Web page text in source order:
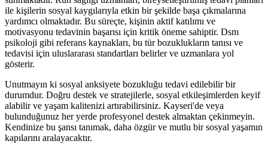
ile kişilerin sosyal kaygılarıyla etkin bir şekilde başa çıkmalarına
yardımcı olmaktadır. Bu süreçte, kişinin aktif katılımı ve
motivasyonu tedavinin başarısı için kritik öneme sahiptir. Dsm
psikoloji gibi referans kaynakları, bu tür bozuklukların tanısı ve
tedavisi için uluslararası standartları belirler ve uzmanlara yol
gösterir.
Unutmayın ki sosyal anksiyete bozukluğu tedavi edilebilir bir
durumdur. Doğru destek ve stratejilerle, sosyal etkileşimlerden keyif
alabilir ve yaşam kalitenizi artırabilirsiniz. Kayseri'de veya
bulunduğunuz her yerde profesyonel destek almaktan çekinmeyin.
Kendinize bu şansı tanımak, daha özgür ve mutlu bir sosyal yaşamın
kapılarını aralayacaktır.